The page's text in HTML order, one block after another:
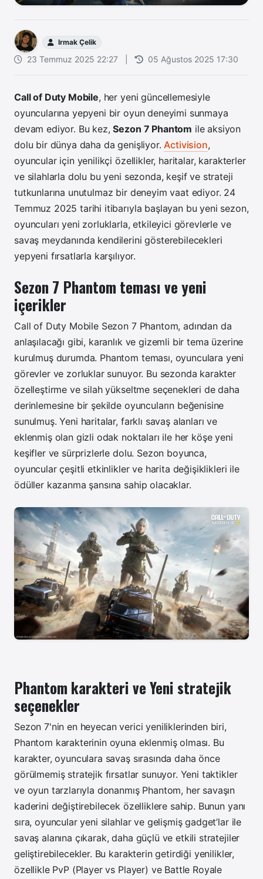
Irmak Çelik
23 Temmuz 2025 22:27 05 Ağustos 2025 17:30
Call of Duty Mobile, her yeni güncellemesiyle
oyuncularına yepyeni bir oyun deneyimi sunmaya
devam ediyor. Bu kez,Sezon 7 Phantom ile aksiyon
dolu bir dünya daha da genişliyor.Activision,
oyuncular için yenilikçi özellikler, haritalar, karakterler
ve silahlarla dolu bu yeni sezonda, keşif ve strateji
tutkunlarına unutulmaz bir deneyim vaat ediyor. 24
Temmuz 2025 tarihi itibarıyla başlayan bu yeni sezon,
oyuncuları yeni zorluklarla, etkileyici görevlerle ve
savaş meydanında kendilerini gösterebilecekleri
yepyeni fırsatlarla karşılıyor.
Sezon 7 Phantom teması ve yeni
içerikler
Call of Duty Mobile Sezon 7 Phantom, adından da
anlaşılacağı gibi, karanlık ve gizemli bir tema üzerine
kurulmuş durumda. Phantom teması, oyunculara yeni
görevler ve zorluklar sunuyor. Bu sezonda karakter
özelleştirme ve silah yükseltme seçenekleri de daha
derinlemesine bir şekilde oyuncuların beğenisine
sunulmuş. Yeni haritalar, farklı savaş alanları ve
eklenmiş olan gizli odak noktaları ile her köşe yeni
keşifler ve sürprizlerle dolu. Sezon boyunca,
oyuncular çeşitli etkinlikler ve harita değişiklikleri ile
ödüller kazanma şansına sahip olacaklar.
Phantom karakteri ve Yeni stratejik
seçenekler
Sezon 7'nin en heyecan verici yeniliklerinden biri,
Phantom karakterinin oyuna eklenmiş olması. Bu
karakter, oyunculara savaş sırasında daha önce
görülmemiş stratejik fırsatlar sunuyor. Yeni taktikler
ve oyun tarzlarıyla donanmış Phantom, her savaşın
kaderini değiştirebilecek özelliklere sahip. Bunun yanı
sıra, oyuncular yeni silahlar ve gelişmiş gadget’lar ile
savaş alanına çıkarak, daha güçlü ve etkili stratejiler
geliştirebilecekler. Bu karakterin getirdiği yenilikler,
özellikle PvP (Player vs Player) ve Battle Royale